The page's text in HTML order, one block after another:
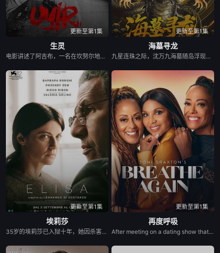
更新至第1集
生灵
电影讲述了阿吉布，一名在坎努尔地区达玛达姆警察局实习的副督察的故事，根据真实事件改编。
更新至第1集
海墓寻龙
九星连珠之际，沈万九海墓随岛浮现，引发各方势力觊觎。江湖侠盗天涯为查救灾粮掺假一事夜探粮仓，却遭人设计，被迫卷入纷争，于是他与苦寻失踪父亲的天海船帮帮主郑浅浅、沈家后人沈朝闻结盟，共赴烛龙岭，夺取开启海墓的钥匙——龙须。 众人驾“萤火号”闯过迷雾鬼船、鲸口滩等重重险关，终将海墓开启，得见沈家宝物——番天印。不料，这一切都是沈朝闻为得番天印之力所设之局。众人得知真相，分崩离析，正邪大战，于海墓上演。
更新至第1集
埃莉莎
35岁的埃莉莎已入狱十年，她因杀害姐姐并焚烧尸体被判有罪，且作案时并无明显动机。她声称对这起罪行几乎毫无记忆，仿佛在自己与过去之间拉上了一层沉默的帷幕。但当她决定与犯罪学家阿拉维会面并参与其研究后，在一场紧张而持续的对话中，记忆开始逐渐清晰。在全然接纳自身罪行的痛苦中，埃莉莎或许瞥见了走向救赎的第一步。
更新至第1集
再度呼吸
After meeting on a dating show that ends in heartbreak, three women forge an unbreakable bond and relocate to Seattle, where they support each other through personal growth, career changes, and life&#39;s challenges.